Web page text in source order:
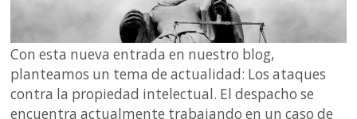
Con esta nueva entrada en nuestro blog,
planteamos un tema de actualidad: Los ataques
contra la propiedad intelectual. El despacho se
encuentra actualmente trabajando en un caso de